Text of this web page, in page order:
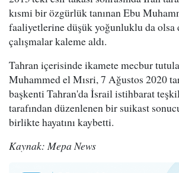
kısmi bir özgürlük tanınan Ebu
faaliyetlerine düşük yoğunluklu da olsa
çalışmalar kaleme aldı.
Tahran içerisinde ikamete mecbur
Muhammed el Mısri, 7 Ağustos 2020
başkenti Tahran'da İsrail istihbarat
tarafından düzenlenen bir suikast
birlikte hayatını kaybetti.
Kaynak: Mepa News